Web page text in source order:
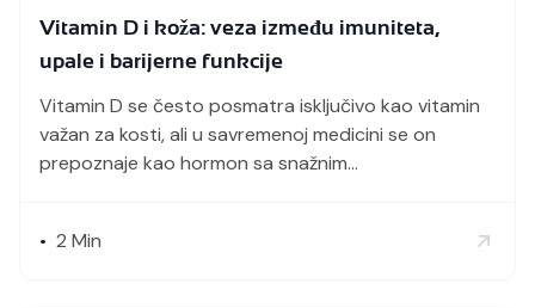
Vitamin D i koža: veza između imuniteta,
upale i barijerne funkcije
Vitamin D se često posmatra isključivo kao vitamin
važan za kosti, ali u savremenoj medicini se on
prepoznaje kao hormon sa snažnim
održavanje funkcije kožne barijere i kontrolu
• 2 Min